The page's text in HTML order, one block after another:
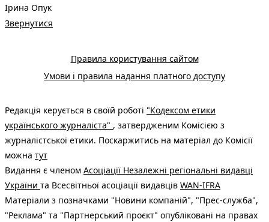
Ірина Опук
Звернутися
Правила користування сайтом
Умови і правила надання платного доступу
Редакція керується в своїй роботі "Кодексом етики
українського журналіста" , затвердженим Комісією з
журналістської етики. Поскаржитись на матеріал до Комісії
можна тут
Видання є членом Асоціації Незалежні регіональні видавці
України та Всесвітньої асоціації видавців WAN-IFRA
Матеріали з позначками "Новини компаній", "Прес-служба",
"Реклама" та "Партнерський проєкт" опубліковані на правах